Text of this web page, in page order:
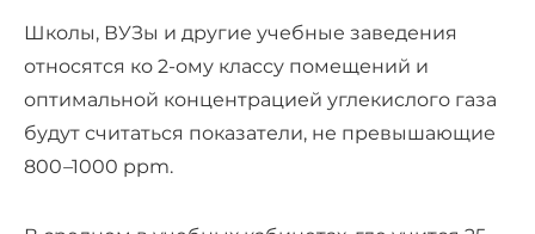
Школы, ВУЗы и другие учебные заведения
относятся ко 2-ому классу помещений и
оптимальной концентрацией углекислого газа
будут считаться показатели, не превышающие
800–1000 ppm.